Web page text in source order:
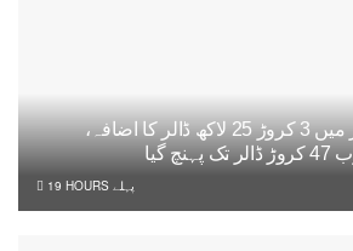
ملکی زرمبادلہ ذخائر میں 3 کروڑ 25 لاکھ ڈالر کا اضافہ،
19 HOURS پہلے